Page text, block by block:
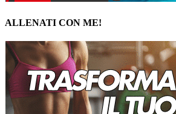
ALLENATI CON ME!